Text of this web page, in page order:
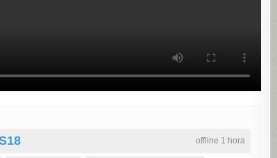
offline 1 hora